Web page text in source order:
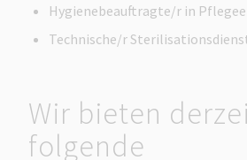
Hygienebeauftragte/r in
Technische/r
Wir bieten
folgende